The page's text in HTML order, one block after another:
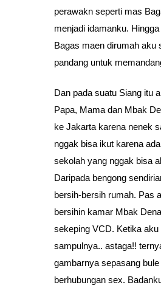
perawakn seperti mas
menjadi idamanku.
Bagas maen dirumah aku
pandang untuk
Dan pada suatu Siang itu
Papa, Mama dan Mbak
ke Jakarta karena nenek
nggak bisa ikut karena
sekolah yang nggak bisa
Daripada bengong
bersih-bersih rumah. Pas
bersihin kamar Mbak
sekeping VCD. Ketika aku
sampulnya.. astaga!!
gambarnya sepasang
berhubungan sex.